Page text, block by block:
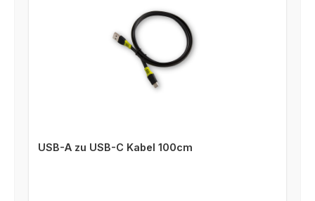
USB-A zu USB-C Kabel 100cm